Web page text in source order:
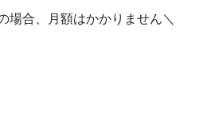
場合、月額はかかりません＼